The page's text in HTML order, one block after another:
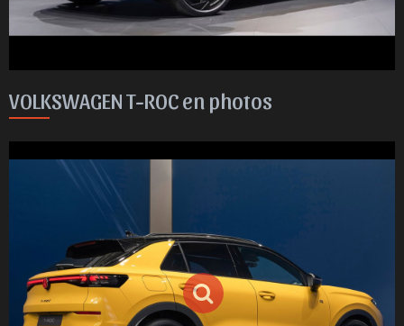
VOLKSWAGEN T-ROC en photos